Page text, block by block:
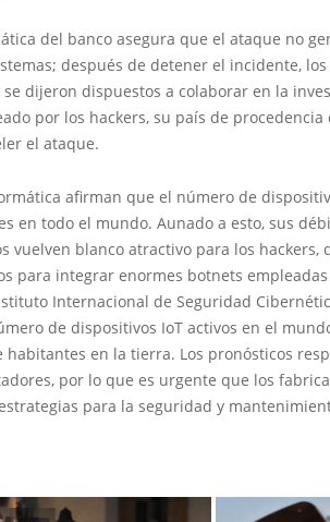
del banco asegura que el ataque no
después de detener el incidente,
dijeron dispuestos a colaborar en la
por los hackers, su país de procedencia
el ataque.
afirman que el número de
en todo el mundo. Aunado a esto, sus
vuelven blanco atractivo para los hackers,
para integrar enormes botnets
Internacional de Seguridad
de dispositivos IoT activos en el
en la tierra. Los pronósticos
por lo que es urgente que los
para la seguridad y